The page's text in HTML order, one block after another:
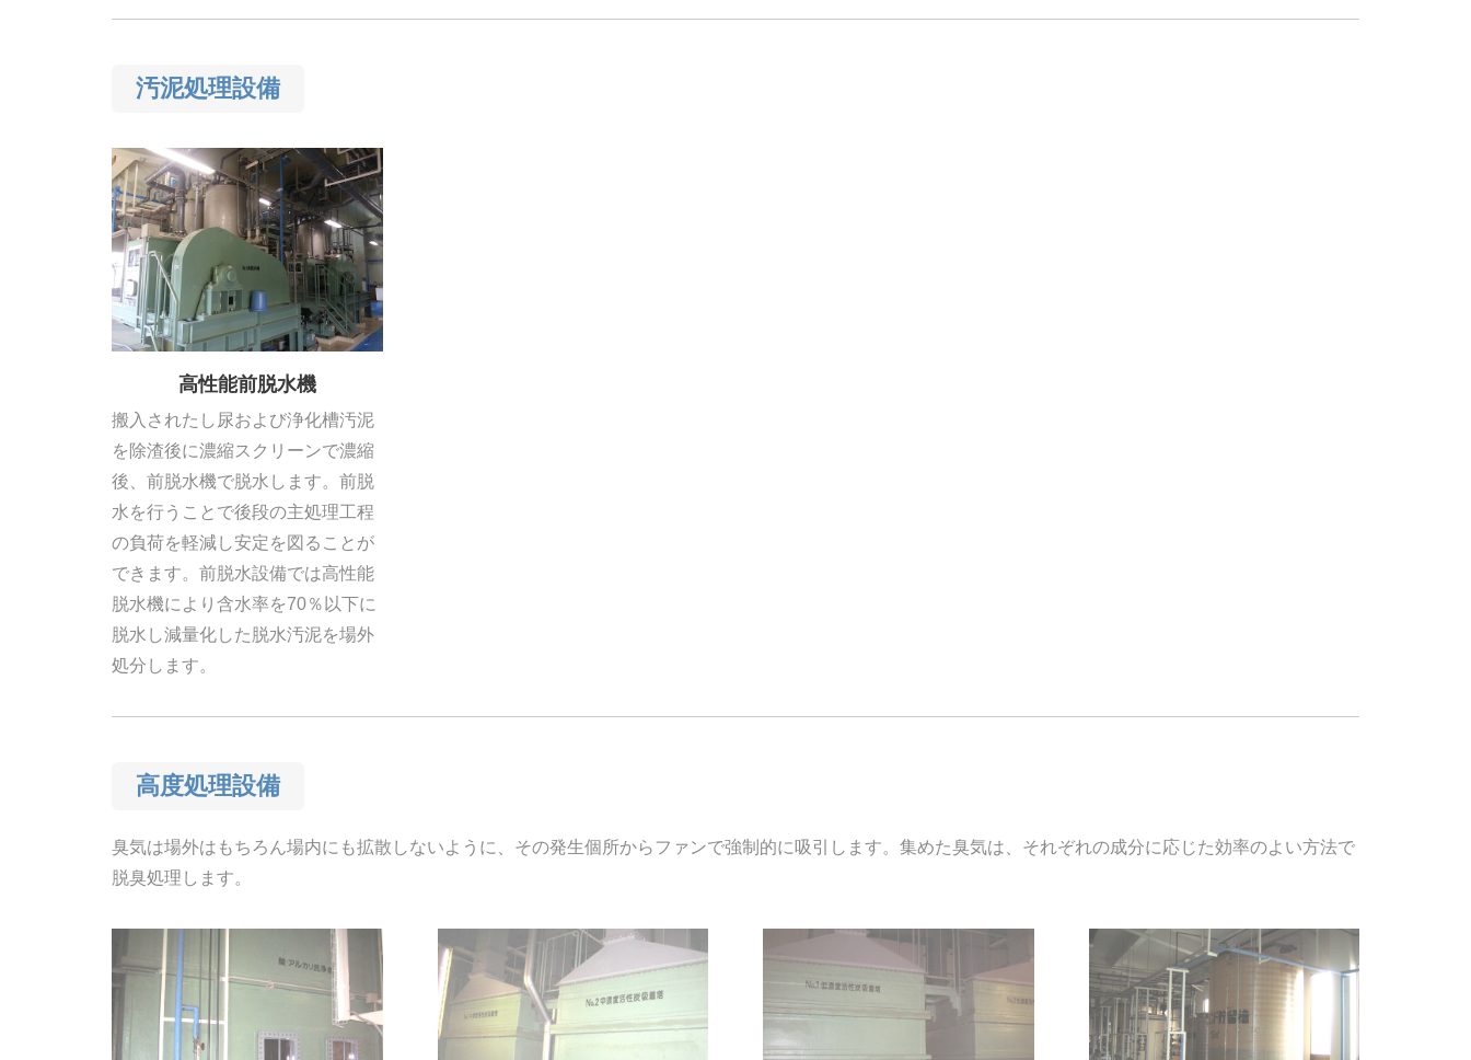
汚泥処理設備
高性能前脱水機
搬入されたし尿および浄化槽汚泥
を除渣後に濃縮スクリーンで濃縮
後、前脱水機で脱水します。前脱
水を行うことで後段の主処理工程
の負荷を軽減し安定を図ることが
できます。前脱水設備では高性能
脱水機により含水率を70％以下に
脱水し減量化した脱水汚泥を場外
処分します。
高度処理設備
臭気は場外はもちろん場内にも拡散しないように、その発生個所からファンで強制的に吸引します。集めた臭気は、それぞれの成分に応じた効率のよい方法で
脱臭処理します。